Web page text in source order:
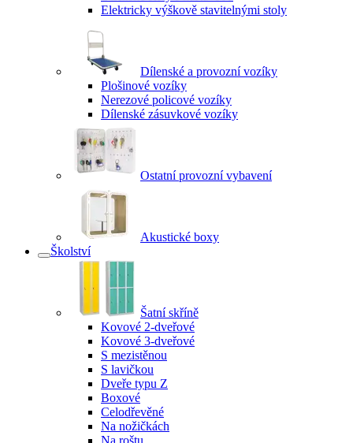
Elektricky výškově stavitelnými stoly
Dílenské a provozní vozíky
Plošinové vozíky
Nerezové policové vozíky
Dílenské zásuvkové vozíky
Ostatní provozní vybavení
Akustické boxy
Školství
Šatní skříně
Kovové 2-dveřové
Kovové 3-dveřové
S mezistěnou
S lavičkou
Dveře typu Z
Boxové
Celodřevěné
Na nožičkách
Na roštu